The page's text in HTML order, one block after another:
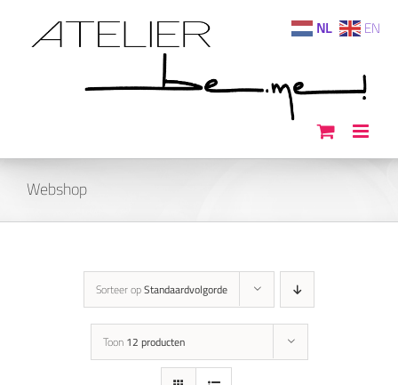
naar
Webshop
Sorteer opStandaardvolgorde
Toon 12 producten
NL EN